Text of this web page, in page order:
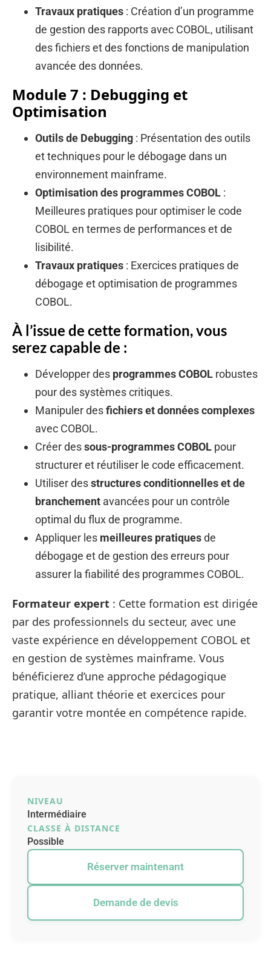
Travaux pratiques : Création d’un programme
de gestion des rapports avec COBOL, utilisant
des fichiers et des fonctions de manipulation
avancée des données.
Module 7 : Debugging et
Optimisation
Outils de Debugging : Présentation des outils
et techniques pour le débogage dans un
environnement mainframe.
Optimisation des programmes COBOL :
Meilleures pratiques pour optimiser le code
COBOL en termes de performances et de
lisibilité.
Travaux pratiques : Exercices pratiques de
débogage et optimisation de programmes
COBOL.
À l’issue de cette formation, vous
serez capable de :
Développer des programmes COBOL robustes
pour des systèmes critiques.
Manipuler desfichiers et données complexes
avec COBOL.
Créer dessous-programmes COBOL pour
structurer et réutiliser le code efficacement.
Utiliser desstructures conditionnelles et de
branchement avancées pour un contrôle
optimal du flux de programme.
Appliquer les meilleures pratiquesde
débogage et de gestion des erreurs pour
assurer la fiabilité des programmes COBOL.
Formateur expert : Cette formation est dirigée
par des professionnels du secteur, avec une
vaste expérience en développement COBOL et
en gestion de systèmes mainframe. Vous
bénéficierez d’une approche pédagogique
pratique, alliant théorie et exercices pour
garantir votre montée en compétence rapide.
NIVEAU
Intermédiaire
CLASSE À DISTANCE
Possible
Réserver maintenant
Demande de devis